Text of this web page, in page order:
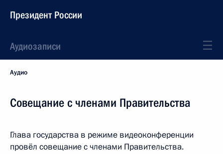
Президент России
Аудиозаписи
Аудио
Совещание с членами Правительства
Глава государства в режиме видеоконференции
провёл совещание с членами Правительства.